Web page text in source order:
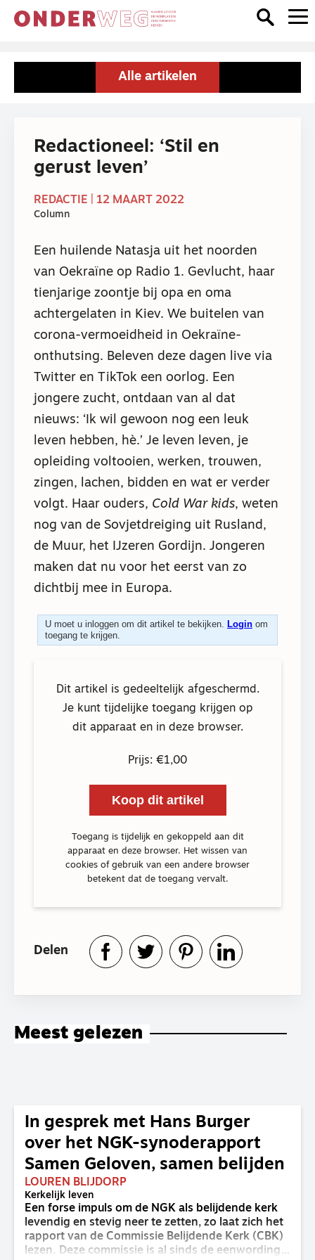
Alle artikelen
Redactioneel: ‘Stil en
gerust leven’
REDACTIE | 12 MAART 2022
Column
Een huilende Natasja uit het noorden
van Oekraïne op Radio 1. Gevlucht, haar
tienjarige zoontje bij opa en oma
achtergelaten in Kiev. We buitelen van
corona-vermoeidheid in Oekraïne-
onthutsing. Beleven deze dagen live via
Twitter en TikTok een oorlog. Een
jongere zucht, ontdaan van al dat
nieuws: ‘Ik wil gewoon nog een leuk
leven hebben, hè.’ Je leven leven, je
opleiding voltooien, werken, trouwen,
zingen, lachen, bidden en wat er verder
volgt. Haar ouders, Cold War kids, weten
nog van de Sovjetdreiging uit Rusland,
de Muur, het IJzeren Gordijn. Jongeren
maken dat nu voor het eerst van zo
dichtbij mee in Europa.
U moet u inloggen om dit artikel te bekijken. Login om
toegang te krijgen.
Dit artikel is gedeeltelijk afgeschermd.
Je kunt tijdelijke toegang krijgen op
dit apparaat en in deze browser.
Prijs: €1,00
Koop dit artikel
Toegang is tijdelijk en gekoppeld aan dit
apparaat en deze browser. Het wissen van
cookies of gebruik van een andere browser
betekent dat de toegang vervalt.
Delen
Meest gelezen
In gesprek met Hans Burger
over het NGK-synoderapport
Samen Geloven, samen belijden
LOUREN BLIJDORP
Kerkelijk leven
Een forse impuls om de NGK als belijdende kerk
levendig en stevig neer te zetten, zo laat zich het
rapport van de Commissie Belijdende Kerk (CBK)
lezen. Deze commissie is al sinds de eenwording